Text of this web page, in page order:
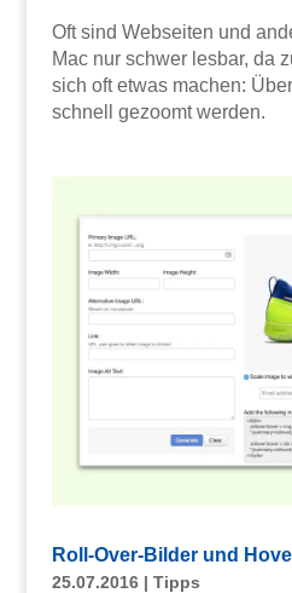
Oft sind Webseiten und
Mac nur schwer lesbar, da
sich oft etwas machen:
schnell gezoomt werden.
Roll-Over-Bilder und
25.07.2016| Tipps